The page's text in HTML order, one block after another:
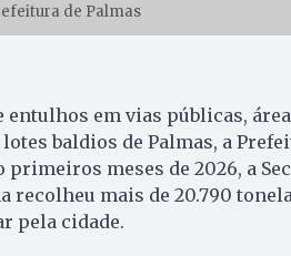
de Palmas
entulhos em vias públicas,
baldios de Palmas, a
primeiros meses de 2026, a
recolheu mais de 20.790
pela cidade.